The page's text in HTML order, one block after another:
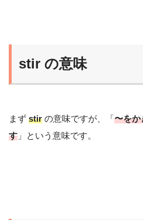
stir の意味
まず stir の意味ですが、「〜をか
す 」という意味です。